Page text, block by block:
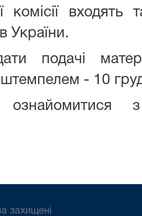
комісії входять
України.
подачі
- 10
ознайомитися
захищені